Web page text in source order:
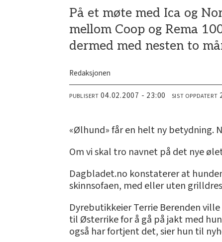
På et møte med Ica og
mellom Coop og Rema
dermed med nesten to
Redaksjonen
PUBLISERT 04.02.2007 - 23:00 SIST OPPDATERT
«Ølhund» får en helt ny betydning.
Om vi skal tro navnet på det nye
Dagbladet.no konstaterer at
skinnsofaen, med eller uten
Dyrebutikkeier Terrie Berenden
til Østerrike for å gå på jakt med
også har fortjent det, sier hun til